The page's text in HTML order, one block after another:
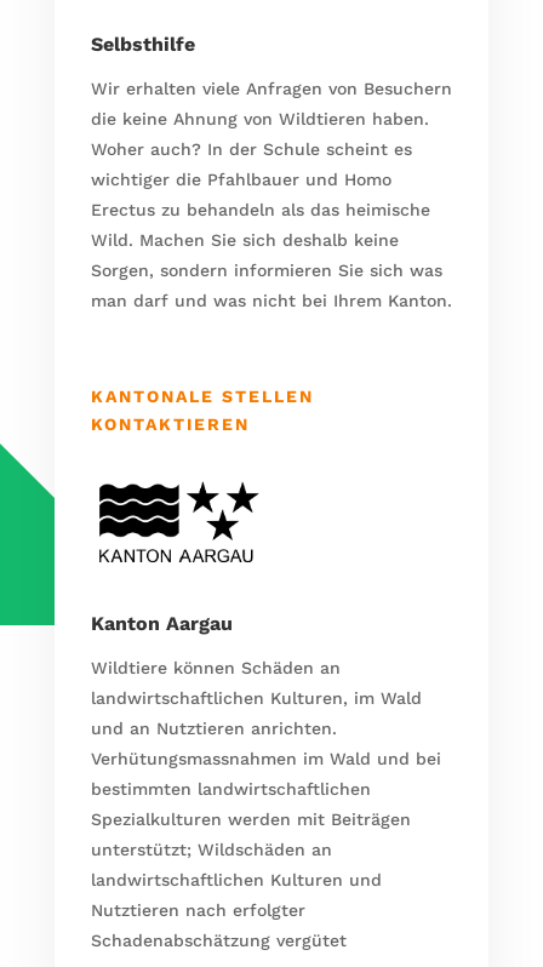
Selbsthilfe
Wir erhalten viele Anfragen von Besuchern
die keine Ahnung von Wildtieren haben.
Woher auch? In der Schule scheint es
wichtiger die Pfahlbauer und Homo
Erectus zu behandeln als das heimische
Wild. Machen Sie sich deshalb keine
Sorgen, sondern informieren Sie sich was
man darf und was nicht bei Ihrem Kanton.
KANTONALE STELLEN
KONTAKTIEREN
Kanton Aargau
Wildtiere können Schäden an
landwirtschaftlichen Kulturen, im Wald
und an Nutztieren anrichten.
Verhütungsmassnahmen im Wald und bei
bestimmten landwirtschaftlichen
Spezialkulturen werden mit Beiträgen
unterstützt; Wildschäden an
landwirtschaftlichen Kulturen und
Nutztieren nach erfolgter
Schadenabschätzung vergütet